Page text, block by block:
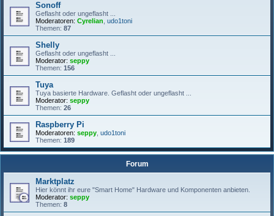
Sonoff
Geflasht oder ungeflasht ...
Moderatoren: Cyrelian udo1toni
Themen: 87
Shelly
Geflasht oder ungeflasht ...
Moderator: seppy
Themen: 156
Tuya
Tuya basierte Hardware. Geflasht oder ungeflasht ...
Moderator: seppy
Themen: 26
Raspberry Pi
Moderatoren: seppy udo1toni
Themen: 189
Forum
Marktplatz
Hier könnt ihr eure "Smart Home" Hardware und Komponenten anbieten.
Moderator: seppy
Themen: 8